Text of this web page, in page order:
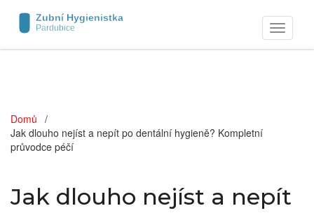
Zobrazit
navigaci
Domů
Jak dlouho nejíst a nepít po dentální hygieně? Kompletní
průvodce péčí
Jak dlouho nejíst a nepít